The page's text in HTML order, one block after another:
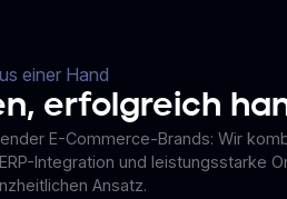
einer Hand
erfolgreich
E-Commerce-Brands: Wir
Integration und leistungsstarke
Ansatz.